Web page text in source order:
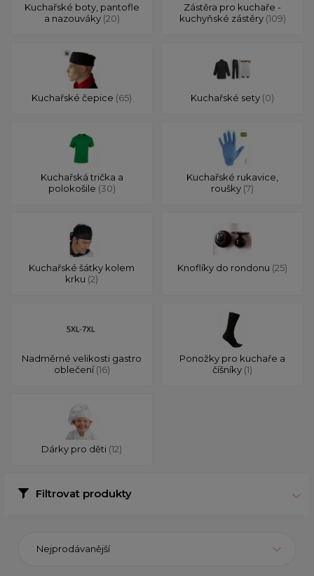
Kuchařské boty, pantofle
a nazouváky (20)
Zástěra pro kuchaře -
kuchyňské zástěry (109)
Kuchařské čepice (65) Kuchařské sety (0)
Kuchařská trička a
polokošile (30)
Kuchařské rukavice,
roušky (7)
Kuchařské šátky kolem
krku (2)
Knoflíky do rondonu (25)
Nadměrné velikosti gastro
oblečení(16)
Ponožky pro kuchaře a
číšníky (1)
Dárky pro děti (12)
Filtrovat produkty
Nejprodávanější